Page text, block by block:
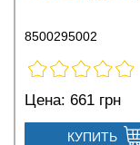
8500295002
Цена: 661 грн
КУПИТЬ